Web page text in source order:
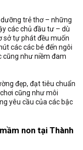
trẻ thơ – những
các chủ đầu tư – dù
sở tự phát đều muốn
các các bé đến ngôi
cũng như niềm đam
đẹp, đạt tiêu chuẩn
cũng như môi
yêu cầu của các bậc
non tại Thành